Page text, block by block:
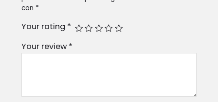
con *
Your rating *
Your review *